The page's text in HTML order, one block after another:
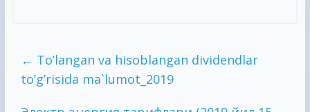
← To’langan va hisoblangan dividendlar
to’g’risida ma`lumot_2019